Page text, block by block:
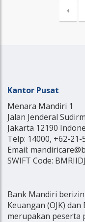
Kantor Pusat
Menara Mandiri 1
Jalan Jenderal
Jakarta 12190
Telp: 14000, +62-21-
Email:
SWIFT Code:
Bank Mandiri
Keuangan (OJK)
merupakan peserta